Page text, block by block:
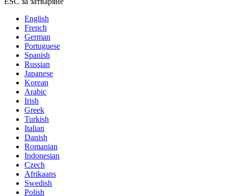
English
French
German
Portuguese
Spanish
Russian
Japanese
Korean
Arabic
Irish
Greek
Turkish
Italian
Danish
Romanian
Indonesian
Czech
Afrikaans
Swedish
Polish